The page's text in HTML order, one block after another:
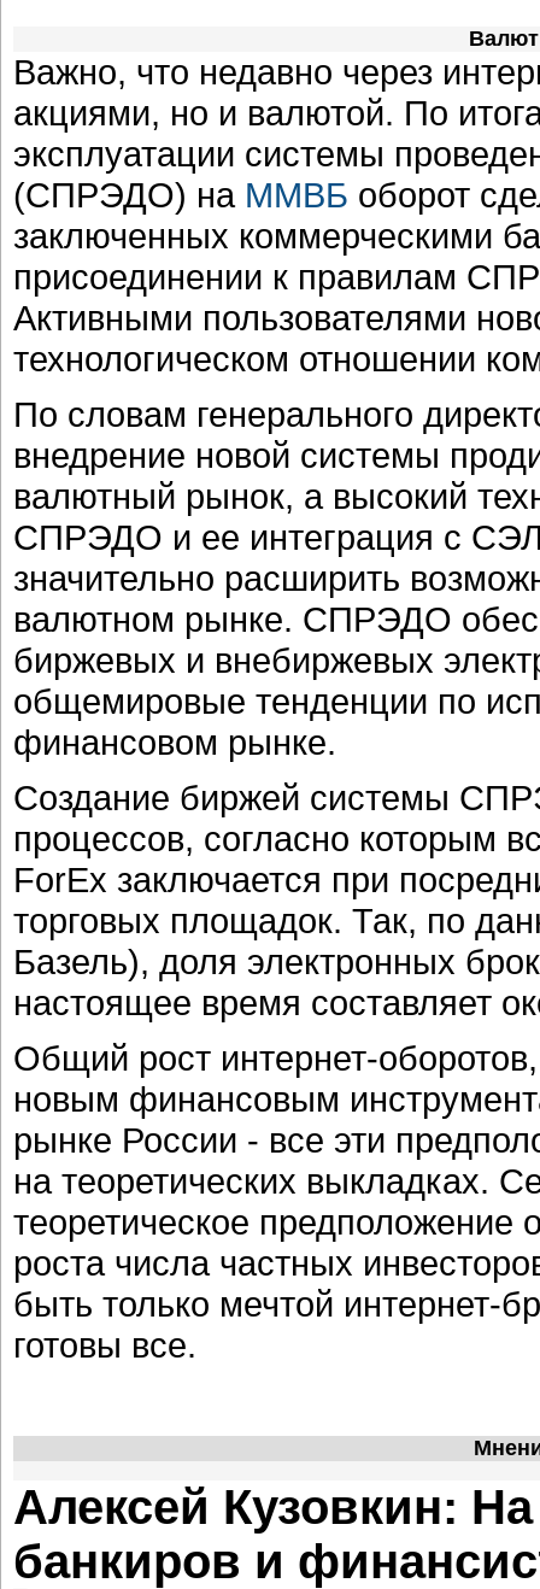
Важно, что недавно через
акциями, но и валютой. По
эксплуатации системы
(СПРЭДО) на ММВБ оборот
заключенных коммерческими
присоединении к правилам
Активными пользователями
технологическом отношении
По словам генерального
внедрение новой системы
валютный рынок, а высокий
СПРЭДО и ее интеграция с
значительно расширить
валютном рынке. СПРЭДО
биржевых и внебиржевых
общемировые тенденции по
финансовом рынке.
Создание биржей системы
процессов, согласно которым
ForEx заключается при
торговых площадок. Так, по
Базель), доля электронных
настоящее время составляет
Общий рост интернет-
новым финансовым
рынке России - все эти
на теоретических выкладках.
теоретическое предположение
роста числа частных
быть только мечтой интернет-
готовы все.
Алексей Кузовкин:
банкиров и